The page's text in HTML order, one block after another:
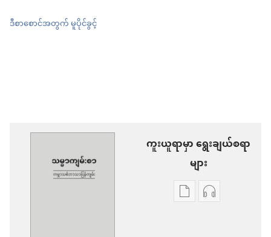
ဒီစာစောင်အတွက် မူပိုင်ခွင့်
ကူးယူရာမှာ ရွေးချယ်စရာ
များ
စာပေအသံ